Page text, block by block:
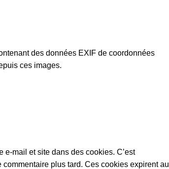
des données EXIF de coordonnées
ces images.
e-mail et site dans des cookies. C’est
plus tard. Ces cookies expirent au